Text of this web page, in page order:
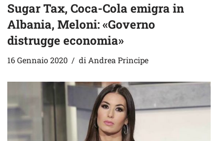
Sugar Tax, Coca-Cola emigra in
Albania, Meloni: «Governo
distrugge economia»
16 Gennaio 2020 diAndrea Principe